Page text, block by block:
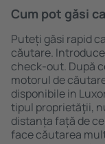
Cum pot găsi
Puteți găsi rapid
căutare.
check-out. După
motorul de
disponibile in
tipul proprietăţii,
distanța față de
face căutarea